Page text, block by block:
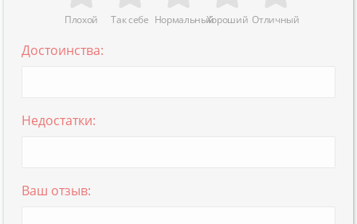
Плохой Так себе НормальныйХороший Отличный
Достоинства:
Недостатки:
Ваш отзыв: